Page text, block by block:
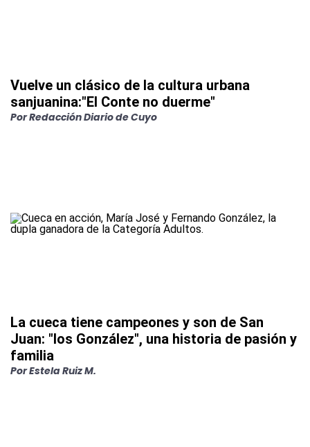
Vuelve un clásico de la cultura urbana
sanjuanina:"El Conte no duerme"
PorRedacción Diario de Cuyo
La cueca tiene campeones y son de San
Juan: "los González", una historia de pasión y
familia
PorEstela Ruiz M.